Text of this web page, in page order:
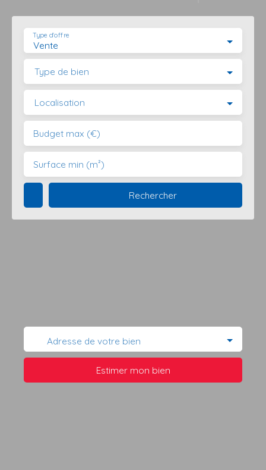
Vente
Type d'offre
Type de bien
Localisation
Budget max (€)
Surface min (m²)
Rechercher
Adresse de votre bien
Estimer mon bien